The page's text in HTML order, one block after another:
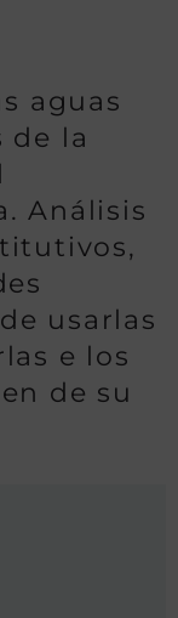
aguas
de la
Análisis
usarlas
e los
de su